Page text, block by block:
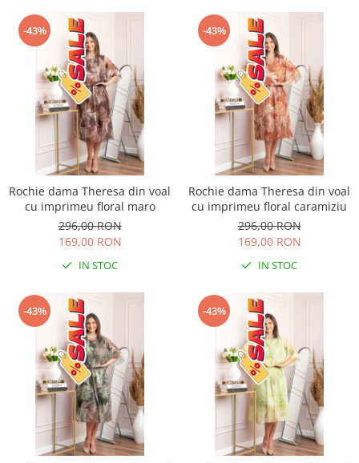
-43%
Rochie dama Theresa din voal
cu imprimeu floral maro
296,00 RON
169,00 RON
IN STOC
-43%
Rochie dama Theresa din voal
cu imprimeu floral caramiziu
296,00 RON
169,00 RON
IN STOC
-43% -43%